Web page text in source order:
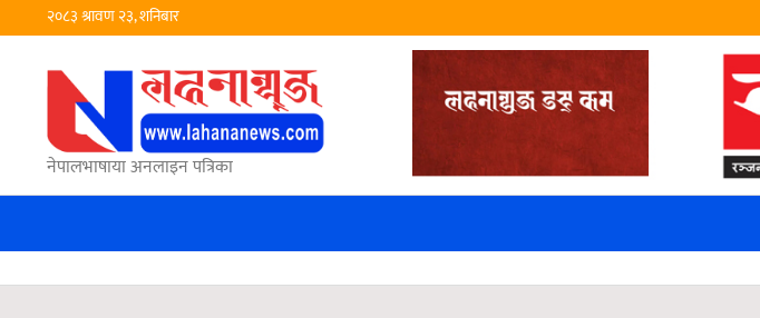
२०८३ श्रावण २३, शनिबार
नेपालभाषाया अनलाइन पत्रिका